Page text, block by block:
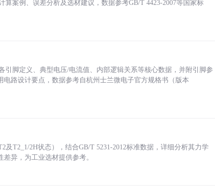
算案例、误差分析及选材建议，数据参考GB/T 4423-2007等国家标
引脚定义、典型电压/电流值、内部逻辑关系等核心数据，并附引脚参
路设计要点，数据参考自杭州士兰微电子官方规格书（版本
T2_1/2H状态），结合GB/T 5231-2012标准数据，详细分析其力学
异，为工业选材提供参考。